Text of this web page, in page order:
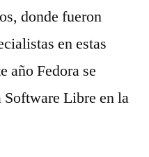
donde fueron
en estas
año Fedora se
Software Libre en la